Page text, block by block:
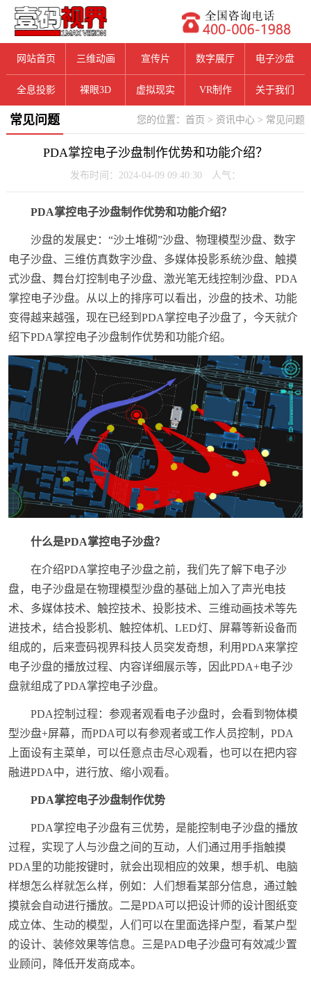
网站首页 三维动画 宣传片 数字展厅 电子沙盘
全息投影 裸眼3D 虚拟现实 VR制作 关于我们
您的位置： 首页 > 资讯中心 > 常见问题
常见问题
PDA掌控电子沙盘制作优势和功能介绍？
发布时间：2024-04-09 09:40:30 人气：
PDA掌控电子沙盘制作优势和功能介绍？
沙盘的发展史：“沙土堆砌”沙盘、物理模型沙盘、数字
电子沙盘、三维仿真数字沙盘、多媒体投影系统沙盘、触摸
式沙盘、舞台灯控制电子沙盘、激光笔无线控制沙盘、PDA
掌控电子沙盘。从以上的排序可以看出，沙盘的技术、功能
变得越来越强，现在已经到PDA掌控电子沙盘了，今天就介
绍下PDA掌控电子沙盘制作优势和功能介绍。
什么是PDA掌控电子沙盘？
在介绍PDA掌控电子沙盘之前，我们先了解下电子沙
盘，电子沙盘是在物理模型沙盘的基础上加入了声光电技
术、多媒体技术、触控技术、投影技术、三维动画技术等先
进技术，结合投影机、触控体机、LED灯、屏幕等新设备而
组成的，后来壹码视界科技人员突发奇想，利用PDA来掌控
电子沙盘的播放过程、内容详细展示等，因此PDA+电子沙
盘就组成了PDA掌控电子沙盘。
PDA控制过程：参观者观看电子沙盘时，会看到物体模
型沙盘+屏幕，而PDA可以有参观者或工作人员控制，PDA
上面设有主菜单，可以任意点击尽心观看，也可以在把内容
融进PDA中，进行放、缩小观看。
PDA掌控电子沙盘制作优势
PDA掌控电子沙盘有三优势，是能控制电子沙盘的播放
过程，实现了人与沙盘之间的互动，人们通过用手指触摸
PDA里的功能按键时，就会出现相应的效果，想手机、电脑
样想怎么样就怎么样，例如：人们想看某部分信息，通过触
摸就会自动进行播放。二是PDA可以把设计师的设计图纸变
成立体、生动的模型，人们可以在里面选择户型，看某户型
的设计、装修效果等信息。三是PAD电子沙盘可有效减少置
业顾问，降低开发商成本。